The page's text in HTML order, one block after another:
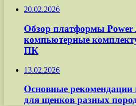
20.02.2026
Обзор платформы
компьютерные
ПК
13.02.2026
Основные
для щенков разных